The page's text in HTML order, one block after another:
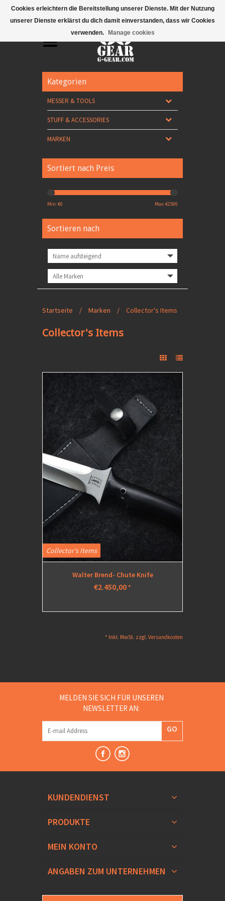
Mobile Menu
Kategorien
MESSER & TOOLS
STUFF & ACCESSORIES
MARKEN
Sortiert nach Preis
Min: €0 Max: €2500
Sortieren nach
Startseite / Marken / Collector's Items
Collector's Items
Collector's Items
Walter Brend- Chute Knife
€2.450,00*
* Inkl. MwSt. zzgl. Versandkosten
MELDEN SIE SICH FÜR UNSEREN
NEWSLETTER AN:
GO
KUNDENDIENST
PRODUKTE
MEIN KONTO
ANGABEN ZUM UNTERNEHMEN
Cookies erleichtern die Bereitstellung unserer Dienste. Mit der Nutzung
unserer Dienste erklärst du dich damit einverstanden, dass wir Cookies
verwenden.
Manage cookies